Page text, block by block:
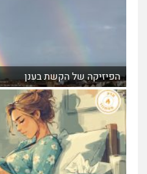
הפיזיקה של הקשת בענן